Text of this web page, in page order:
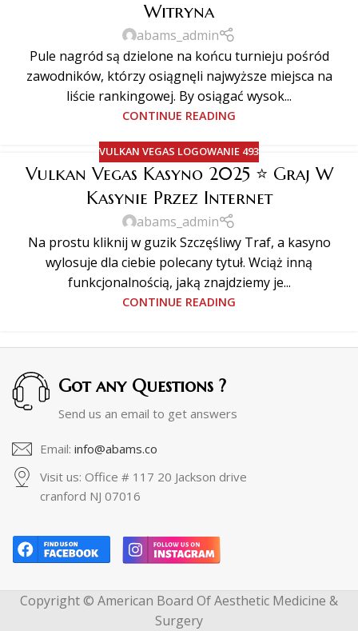
Witryna
abams_admin
Pule nagród są dzielone na końcu turnieju pośród
zawodników, którzy osiągnęli najwyższe miejsca na
liście rankingowej. By osiągać wysok...
CONTINUE READING
VULKAN VEGAS LOGOWANIE 493
Vulkan Vegas Kasyno 2025 ⭐️ Graj W
Kasynie Przez Internet
abams_admin
Na prostu kliknij w guzik Szczęśliwy Traf, a kasyno
wylosuje dla ciebie polecany tytuł. Wciąż inną
funkcjonalnością, jaką znajdziemy je...
CONTINUE READING
Got any Questions ?
Send us an email to get answers
Email: info@abams.co
Visit us: Office # 117 20 Jackson drive
cranford NJ 07016
Copyright © American Board Of Aesthetic Medicine &
Surgery